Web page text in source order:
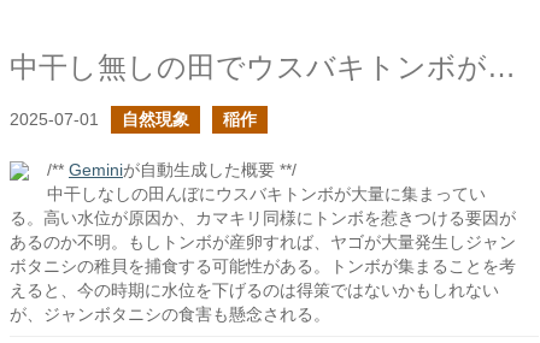
中干し無しの田でウスバキトンボがたくさん集まっているような気がする
2025-07-01 自然現象 稲作
/** Geminiが自動生成した概要 **/
中干しなしの田んぼにウスバキトンボが大量に集まってい
る。高い水位が原因か、カマキリ同様にトンボを惹きつける要因が
あるのか不明。もしトンボが産卵すれば、ヤゴが大量発生しジャン
ボタニシの稚貝を捕食する可能性がある。トンボが集まることを考
えると、今の時期に水位を下げるのは得策ではないかもしれない
が、ジャンボタニシの食害も懸念される。